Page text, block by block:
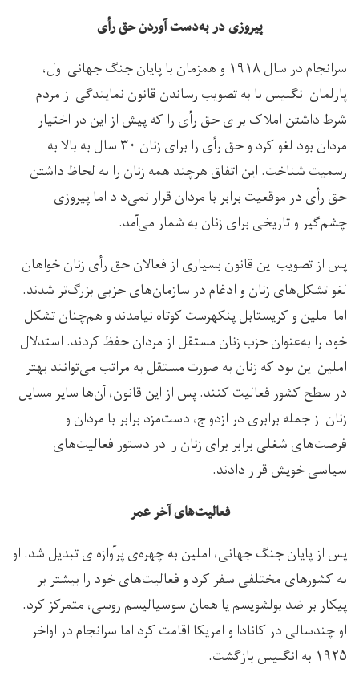
پیروزی در به‌دست آوردن حق رأی
سرانجام در سال ۱۹۱۸ و همزمان با پایان جنگ جهانی اول،
پارلمان انگلیس با به تصویب رساندن قانون نمایندگی از مردم
شرط داشتن املاک برای حق رأی را که پیش از این در اختیار
مردان بود لغو کرد و حق‌ رأی را برای زنان ۳۰ سال به بالا به
رسمیت شناخت. این اتفاق هرچند همه زنان را به لحاظ داشتن
حق رأی در موقعیت برابر با مردان قرار نمی‌داد اما پیروزی
چشم‌گیر و تاریخی برای زنان به شمار می‌آمد.
پس از تصویب این قانون بسیاری از فعالان حق‌ رأی زنان خواهان
لغو تشکل‌های زنان و ادغام در سازمان‌های حزبی بزرگ‌تر شدند.
اما املین و کریستابل پنکهرست کوتاه نیامدند و هم‌چنان تشکل
خود را به‌عنوان حزب زنان مستقل از مردان حفظ کردند. استدلال
املین این بود که زنان به صورت مستقل به مراتب می‌توانند بهتر
در سطح کشور فعالیت کنند. پس از این قانون، آن‌ها سایر مسایل
زنان از جمله برابری در ازدواج، دست‌مزد برابر با مردان و
فرصت‌های شغلی برابر برای زنان را در دستور فعالیت‌های
سیاسی خویش قرار دادند.
فعالیت‌های آخر عمر
پس از پایان جنگ جهانی، املین به چهره‌ی پرآوازه‌‌ای تبدیل شد. او
به کشورهای مختلفی سفر کرد و فعالیت‌های خود را بیشتر بر
پیکار بر ضد بولشویسم یا همان سوسیالیسم روسی، متمرکز کرد.
او چندسالی در کانادا و امریکا اقامت کرد اما سرانجام در اواخر
۱۹۲۵ به انگلیس بازگشت.